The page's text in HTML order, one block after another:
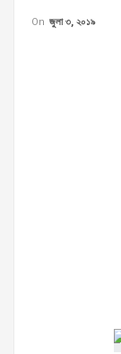
On জুলা ৩, ২০১৯